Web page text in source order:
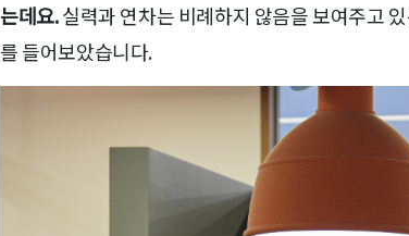
는데요.실력과 연차는 비례하지 않음을 보여주고
를 들어보았습니다.